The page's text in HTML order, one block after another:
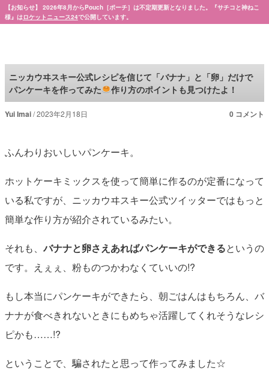
【お知らせ】 2026年8月からPouch［ポーチ］は不定期更新となりました。『サチコと神ねこ
様』はロケットニュース24で公開しています。
ニッカウヰスキー公式レシピを信じて「バナナ」と「卵」だけで
パンケーキを作ってみた
作り方のポイントも見つけたよ！
Yui Imai 2023年2月18日 0 コメント
ふんわりおいしいパンケーキ。
ホットケーキミックスを使って簡単に作るのが定番になって
いる私ですが、ニッカウヰスキー公式ツイッターではもっと
簡単な作り方が紹介されているみたい。
それも、バナナと卵さえあればパンケーキができるというの
です。えぇぇ、粉ものつかわなくていいの!?
もし本当にパンケーキができたら、朝ごはんはもちろん、バ
ナナが食べきれないときにもめちゃ活躍してくれそうなレシ
ピかも……!?
ということで、騙されたと思って作ってみました☆